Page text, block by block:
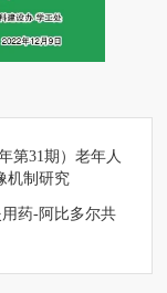
第31期）老年人
机制研究
药-阿比多尔共